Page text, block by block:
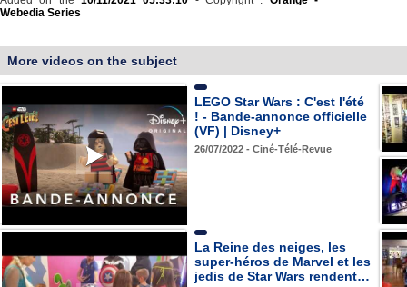
Webedia Series
More videos on the subject
LEGO Star Wars : C'est l'été
! - Bande-annonce officielle
(VF) | Disney+
26/07/2022 - Ciné-Télé-Revue
La Reine des neiges, les
super-héros de Marvel et les
jedis de Star Wars rendent…